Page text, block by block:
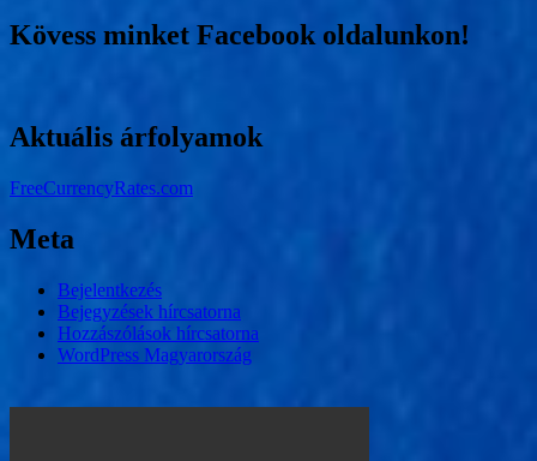
Kövess minket Facebook oldalunkon!
Aktuális árfolyamok
FreeCurrencyRates.com
Meta
Bejelentkezés
Bejegyzések hírcsatorna
Hozzászólások hírcsatorna
WordPress Magyarország